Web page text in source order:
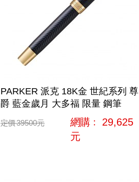
PARKER 派克 18K金 世紀系列 尊
爵 藍金歲月 大多福 限量 鋼筆
定價39500元 網購﹕ 29,625
元